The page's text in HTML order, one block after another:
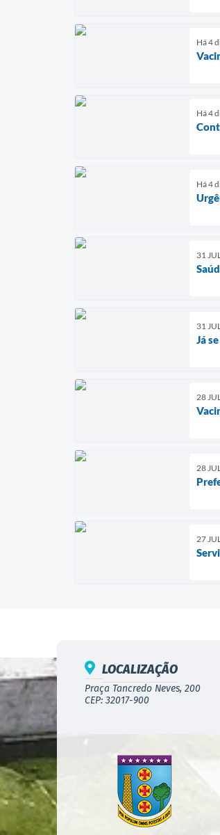
Há 4
Há 4
Há 4
31
31
Já
28
28
27
LOCALIZAÇÃO
Praça Tancredo Neves, 200
CEP: 32017-900